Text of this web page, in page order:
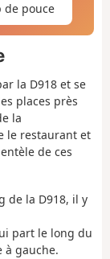
de pouce
la D918 et se
places près
la
le restaurant et
de ces
de la D918, il y
part le long du
à gauche.